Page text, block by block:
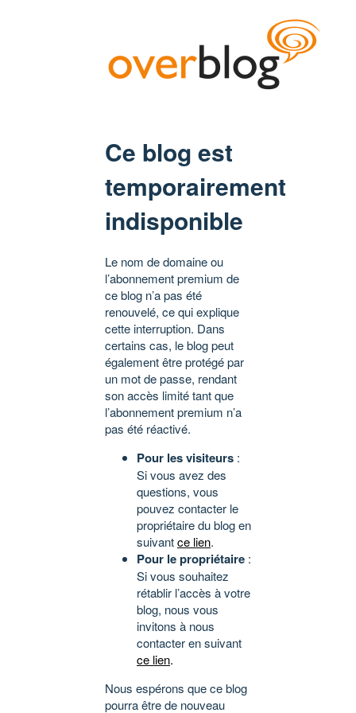
Ce blog est
temporairement
indisponible
Le nom de domaine ou
l’abonnement premium de
ce blog n’a pas été
renouvelé, ce qui explique
cette interruption. Dans
certains cas, le blog peut
également être protégé par
un mot de passe, rendant
son accès limité tant que
l’abonnement premium n’a
pas été réactivé.
Pour les visiteurs :
Si vous avez des
questions, vous
pouvez contacter le
propriétaire du blog en
suivantce lien.
Pour le propriétaire :
Si vous souhaitez
rétablir l’accès à votre
blog, nous vous
invitons à nous
contacter en suivant
ce lien.
Nous espérons que ce blog
pourra être de nouveau